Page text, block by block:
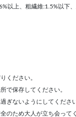
以上、粗繊維:1.5%以下
ください。
で保存してください。
ぎないようにしてください
のため大人が立ち会って